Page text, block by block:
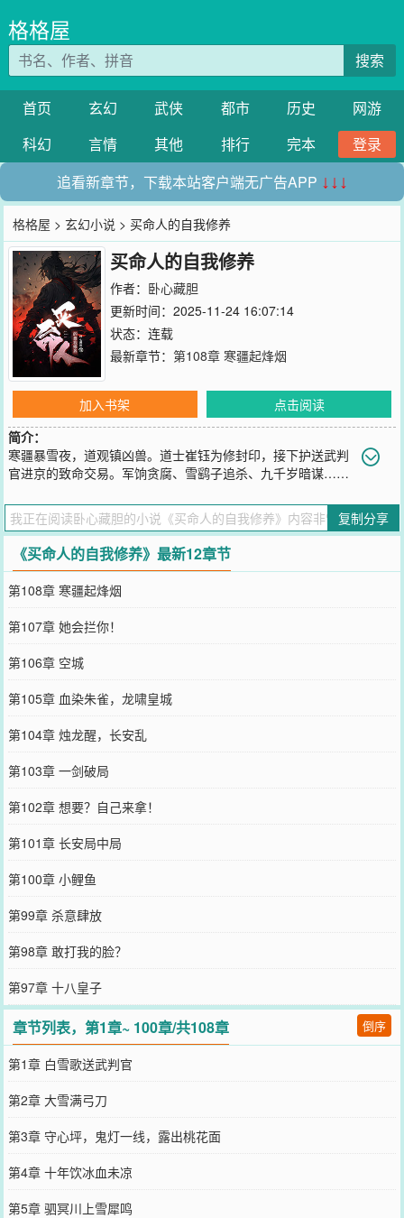
格格屋
搜索
首页 玄幻 武侠 都市 历史
网游
科幻
言情 其他 排行 完本
登录
追看新章节，下载本站客户端无广告APP ↓↓↓
格格屋 >玄幻小说 > 买命人的自我修养
买命人的自我修养
作者： 卧心藏胆
更新时间：2025-11-24 16:07:14
状态：连载
最新章节： 第108章 寒疆起烽烟
加入书架
点击阅读
简介：
寒疆暴雪夜，道观镇凶兽。道士崔钰为修封印，接下护送武判
官进京的致命交易。军饷贪腐、雪鹞子追杀、九千岁暗谋……
若封印破碎，人间即地狱；若人心溃败，道观亦修罗场。活人出钱买
死，死人托梦买生，你说这江湖值几斤墨？——血铜钱我杀你收三钱
银子，你买我替你死得要三箱黄金，可见活人总比死人贱。——杏花
劫
您要是觉得《
买命人的自我修养
微博微信里的朋友推荐哦！
复制分享
《买命人的自我修养》最新12章节
第108章 寒疆起烽烟
第107章 她会拦你！
第106章 空城
第105章 血染朱雀，龙啸皇城
第104章 烛龙醒，长安乱
第103章 一剑破局
第102章 想要？自己来拿！
第101章 长安局中局
第100章 小鲤鱼
第99章 杀意肆放
第98章 敢打我的脸？
第97章 十八皇子
章节列表，第1章~ 100章/共108章 倒序
第1章 白雪歌送武判官
第2章 大雪满弓刀
第3章 守心坪，鬼灯一线，露出桃花面
第4章 十年饮冰血未凉
第5章 驷冥川上雪犀鸣